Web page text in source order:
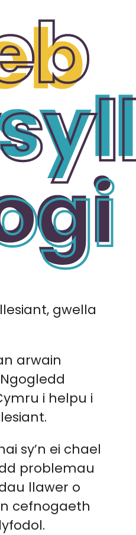
gwella
arwain
i helpu i
sy’n ei chael
problemau
llawer o
cefnogaeth